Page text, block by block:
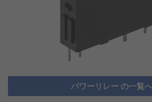
パワーリレー の一覧へ